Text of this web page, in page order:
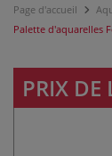
Page d'accueil
Palette d'aquarelles
PRIX DE